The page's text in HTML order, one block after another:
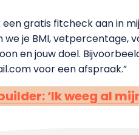
gratis fitcheck aan in
we je BMI, vetpercentage,
en jouw doel.
voor een afspraak.”
‘Ik weeg al